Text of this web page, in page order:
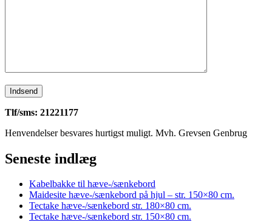
Tlf/sms: 21221177
Henvendelser besvares hurtigst muligt. Mvh. Grevsen Genbrug
Seneste indlæg
Kabelbakke til hæve-/sænkebord
Maidesite hæve-/sænkebord på hjul – str. 150×80 cm.
Tectake hæve-/sænkebord str. 180×80 cm.
Tectake hæve-/sænkebord str. 150×80 cm.